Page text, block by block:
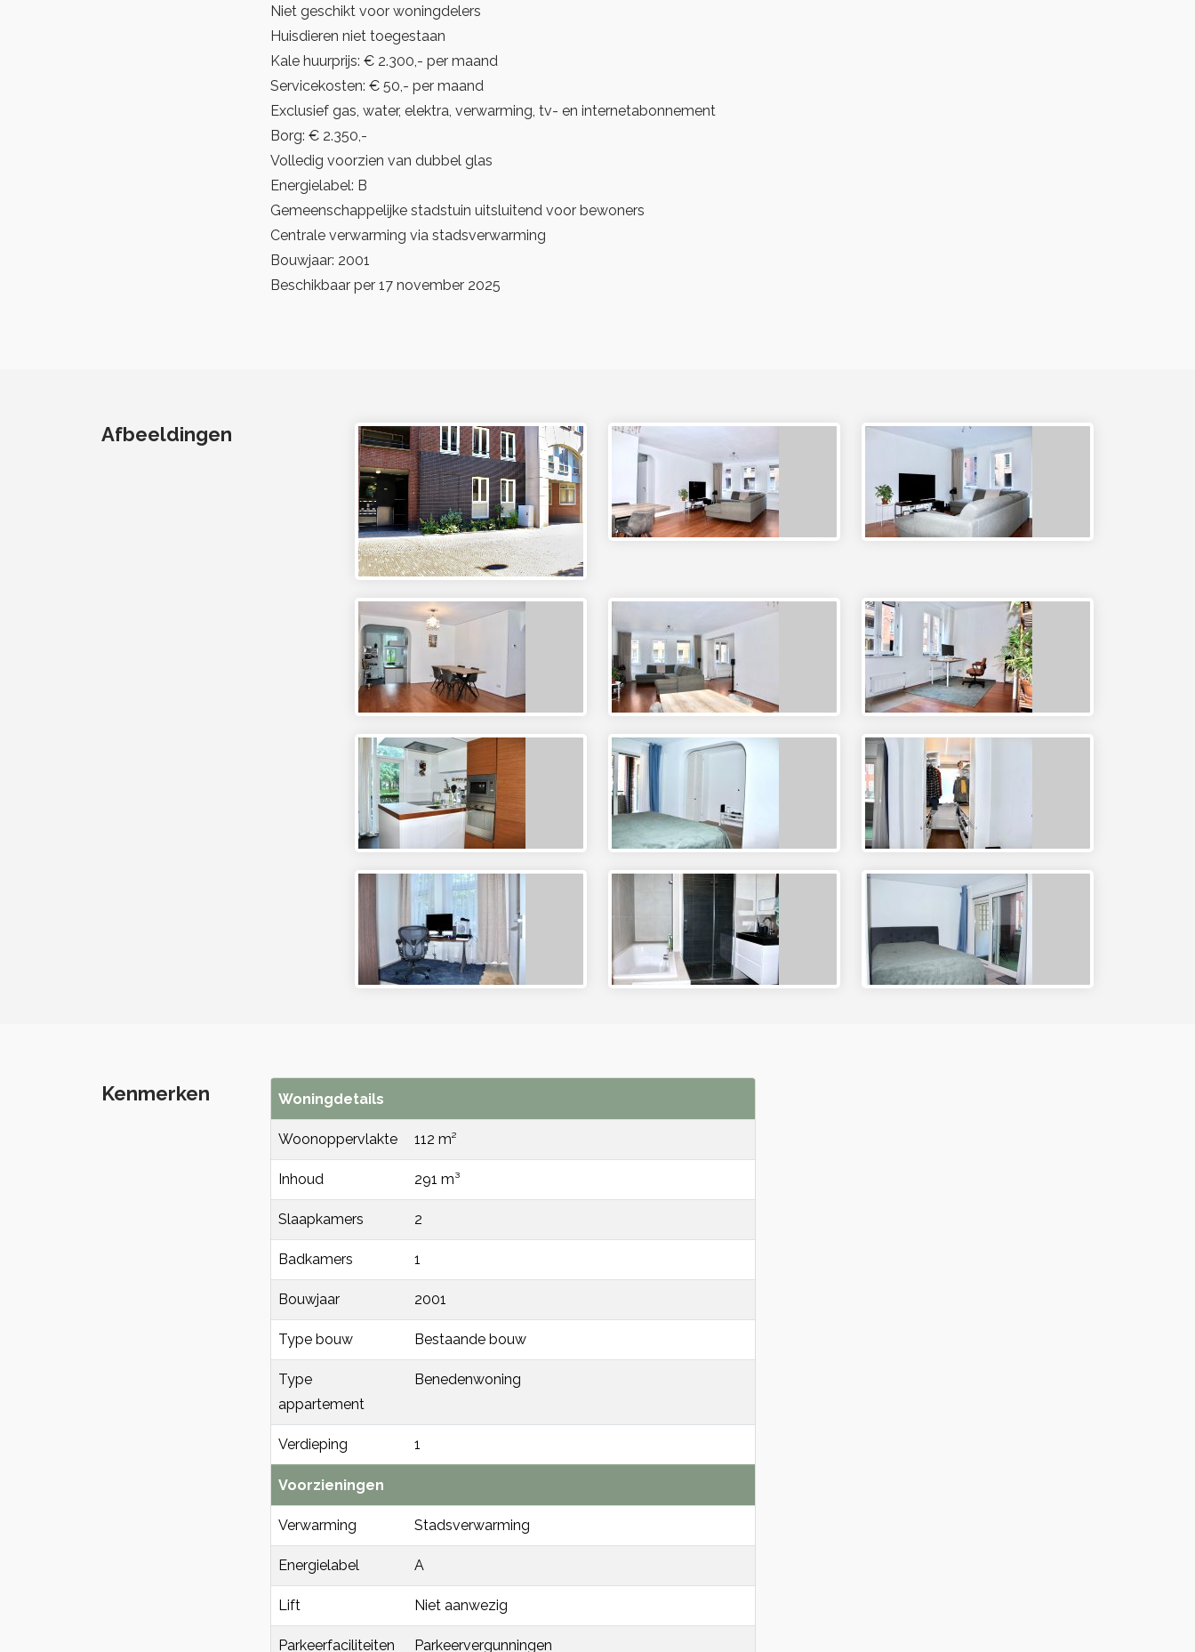
Niet geschikt voor woningdelers
Huisdieren niet toegestaan
Kale huurprijs: € 2.300,- per maand
Servicekosten: € 50,- per maand
Exclusief gas, water, elektra, verwarming, tv- en internetabonnement
Borg: € 2.350,-
Volledig voorzien van dubbel glas
Energielabel: B
Gemeenschappelijke stadstuin uitsluitend voor bewoners
Centrale verwarming via stadsverwarming
Bouwjaar: 2001
Beschikbaar per 17 november 2025
Afbeeldingen
Kenmerken Woningdetails
Woonoppervlakte 112 m²
Inhoud 291 m³
Slaapkamers 2
Badkamers 1
Bouwjaar 2001
Type bouw Bestaande bouw
Type
appartement
Benedenwoning
Verdieping 1
Voorzieningen
Verwarming Stadsverwarming
Energielabel A
Lift Niet aanwezig
Parkeerfaciliteiten Parkeervergunningen